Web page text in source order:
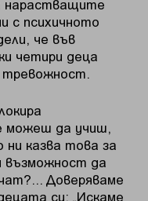
нарастващите
с психичното
че във
четири деца
тревожност.
можеш да учиш,
казва това за
възможност да
Доверяваме
си: „Искаме